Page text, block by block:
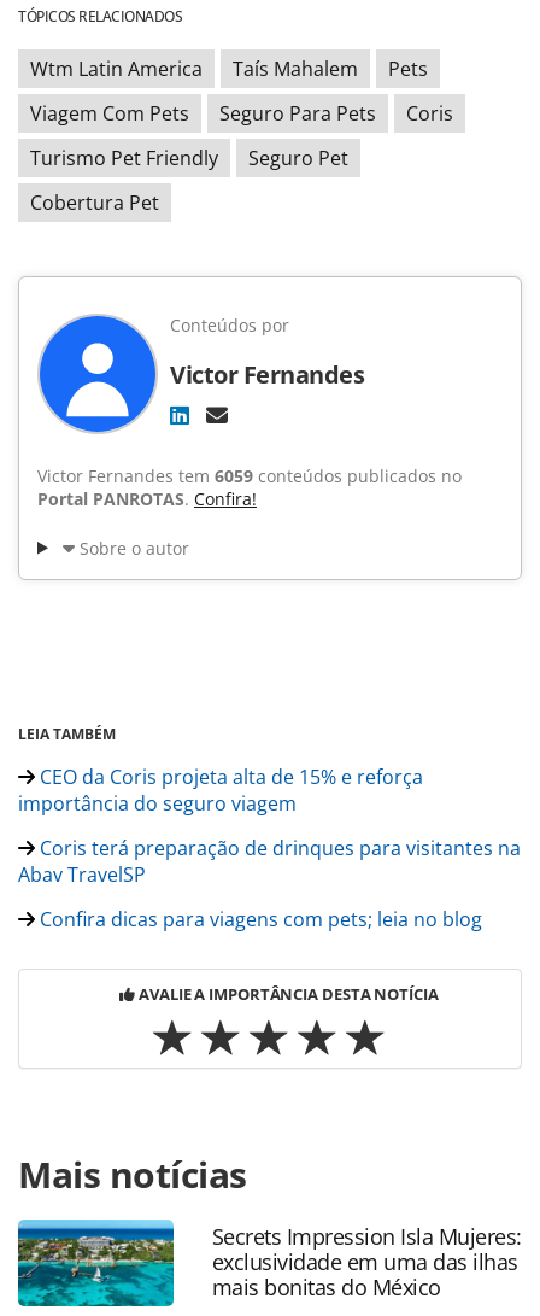
TÓPICOS RELACIONADOS
Wtm Latin America Taís Mahalem
Pets
Viagem Com Pets
Seguro Para Pets
Coris
Turismo Pet Friendly
Seguro Pet
Cobertura Pet
Conteúdos por
Victor Fernandes
Victor Fernandes tem 6059 conteúdos publicados no
Portal PANROTAS. Confira!
Sobre o autor
LEIA TAMBÉM
CEO da Coris projeta alta de 15% e reforça
importância do seguro viagem
Coris terá preparação de drinques para visitantes na
Abav TravelSP
Confira dicas para viagens com pets; leia no blog
AVALIE A IMPORTÂNCIA DESTA NOTÍCIA
https://www.panrotas.com.br/mercado/cartoes-de-
assistencia/2024/04/coris-amplia-cobertura-pet-para-
todos-os-segurados_204617.html ou as ferramentas
oferecidas na página. Todo o conteúdo produzido pela
PANROTAS Editora é protegido pela legislação brasileira
sobre direito autoral. Não reproduza o conteúdo sem
Mais notícias
Secrets Impression Isla Mujeres:
exclusividade em uma das ilhas
mais bonitas do México